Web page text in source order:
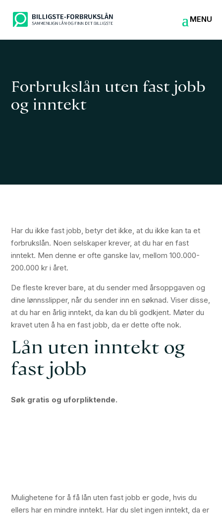
Forbrukslån uten fast jobb
og inntekt
Har du ikke fast jobb, betyr det ikke, at du ikke kan ta et
forbrukslån. Noen selskaper krever, at du har en fast
inntekt. Men denne er ofte ganske lav, mellom 100.000-
200.000 kr i året.
De fleste krever bare, at du sender med årsoppgaven og
dine lønnsslipper, når du sender inn en søknad. Viser disse,
at du har en årlig inntekt, da kan du bli godkjent. Møter du
kravet uten å ha en fast jobb, da er dette ofte nok.
Lån uten inntekt og
fast jobb
Søk gratis og uforpliktende.
Mulighetene for å få lån uten fast jobb er gode, hvis du
ellers har en mindre inntekt. Har du slet ingen inntekt, da er